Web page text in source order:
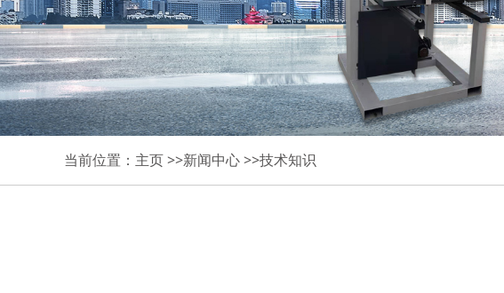
当前位置： 主页>>新闻中心>>技术知识